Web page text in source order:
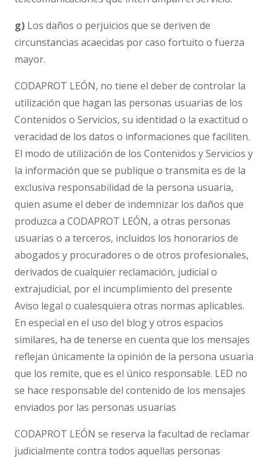
g) Los daños o perjuicios que se deriven de
circunstancias acaecidas por caso fortuito o fuerza
mayor.
CODAPROT LEÓN, no tiene el deber de controlar la
utilización que hagan las personas usuarias de los
Contenidos o Servicios, su identidad o la exactitud o
veracidad de los datos o informaciones que faciliten.
El modo de utilización de los Contenidos y Servicios y
la información que se publique o transmita es de la
exclusiva responsabilidad de la persona usuaria,
quien asume el deber de indemnizar los daños que
produzca a CODAPROT LEÓN, a otras personas
usuarias o a terceros, incluidos los honorarios de
abogados y procuradores o de otros profesionales,
derivados de cualquier reclamación, judicial o
extrajudicial, por el incumplimiento del presente
Aviso legal o cualesquiera otras normas aplicables.
En especial en el uso del blog y otros espacios
similares, ha de tenerse en cuenta que los mensajes
reflejan únicamente la opinión de la persona usuaria
que los remite, que es el único responsable. LED no
se hace responsable del contenido de los mensajes
enviados por las personas usuarias
CODAPROT LEÓN se reserva la facultad de reclamar
judicialmente contra todos aquellas personas